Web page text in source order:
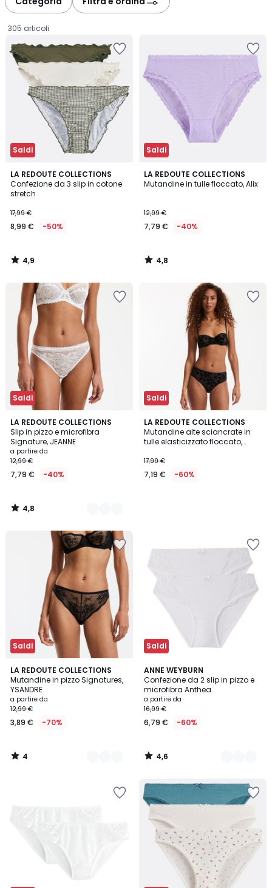
305 articoli
Saldi
LA REDOUTE COLLECTIONS
Confezione da 3 slip in cotone
stretch
€
Invece
17,99
€
sconto
applicato.
17,99 €
8,99 € -50%
4,9
/ 5
4,9
/
Saldi
LA REDOUTE COLLECTIONS
Mutandine in tulle floccato, Alix
12,99 €
7,79 € -40%
4,8
/ 5
4,8
/
Saldi
LA REDOUTE COLLECTIONS
Slip in pizzo e microfibra
Signature, JEANNE
a partire da
12,99 €
7,79 € -40%
4,8
/ 5
5
Colori
4,8
/
Saldi
LA REDOUTE COLLECTIONS
Mutandine alte sciancrate in
tulle elasticizzato floccato,
17,99 €
7,19 € -60%
Saldi
LA REDOUTE COLLECTIONS
Mutandine in pizzo Signatures,
YSANDRE
a partire da
12,99 €
3,89 € -70%
4
/
5
3
Colori
4
/
Saldi
ANNE WEYBURN
Confezione da 2 slip in pizzo e
microfibra Anthea
a partire da
16,99 €
6,79 € -60%
4,6
/ 5
6
Colori
4,6
/